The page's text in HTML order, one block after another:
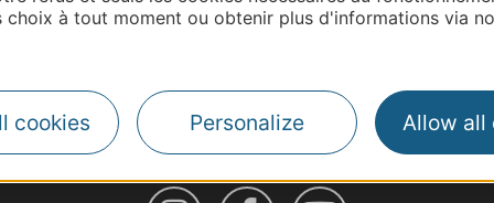
choix à tout moment ou obtenir plus d'informations via
cookies Personalize Allow all
Leaflet| Map data ©OpenStreetMap contributors